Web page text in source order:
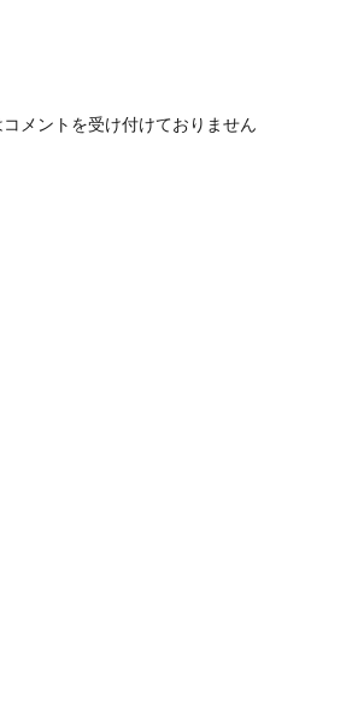
コメントを受け付けておりません